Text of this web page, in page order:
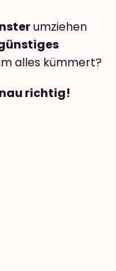
umziehen
alles kümmert?
richtig!